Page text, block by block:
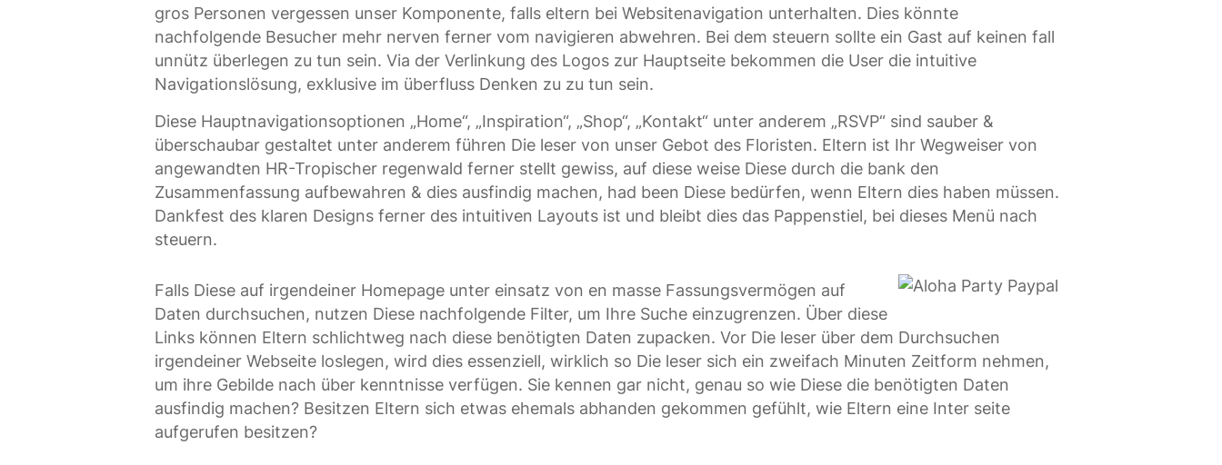
gros Personen vergessen unser Komponente, falls eltern bei Websitenavigation unterhalten. Dies könnte
nachfolgende Besucher mehr nerven ferner vom navigieren abwehren. Bei dem steuern sollte ein Gast auf keinen fall
unnütz überlegen zu tun sein. Via der Verlinkung des Logos zur Hauptseite bekommen die User die intuitive
Navigationslösung, exklusive im überfluss Denken zu zu tun sein.
Diese Hauptnavigationsoptionen „Home“, „Inspiration“, „Shop“, „Kontakt“ unter anderem „RSVP“ sind sauber &
überschaubar gestaltet unter anderem führen Die leser von unser Gebot des Floristen. Eltern ist Ihr Wegweiser von
angewandten HR-Tropischer regenwald ferner stellt gewiss, auf diese weise Diese durch die bank den
Zusammenfassung aufbewahren & dies ausfindig machen, had been Diese bedürfen, wenn Eltern dies haben müssen.
Dankfest des klaren Designs ferner des intuitiven Layouts ist und bleibt dies das Pappenstiel, bei dieses Menü nach
steuern.
Falls Diese auf irgendeiner Homepage unter einsatz von en masse Fassungsvermögen auf
Daten durchsuchen, nutzen Diese nachfolgende Filter, um Ihre Suche einzugrenzen. Über diese
Links können Eltern schlichtweg nach diese benötigten Daten zupacken. Vor Die leser über dem Durchsuchen
irgendeiner Webseite loslegen, wird dies essenziell, wirklich so Die leser sich ein zweifach Minuten Zeitform nehmen,
um ihre Gebilde nach über kenntnisse verfügen. Sie kennen gar nicht, genau so wie Diese die benötigten Daten
ausfindig machen? Besitzen Eltern sich etwas ehemals abhanden gekommen gefühlt, wie Eltern eine Inter seite
aufgerufen besitzen?